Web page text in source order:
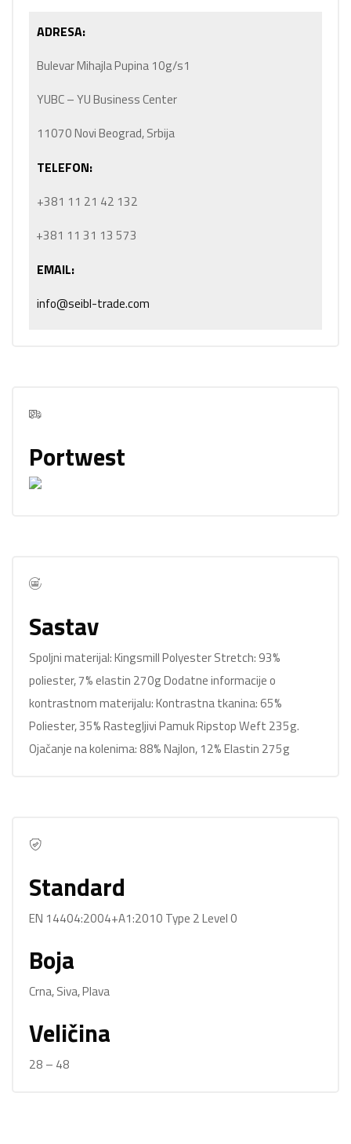
ADRESA:
Bulevar Mihajla Pupina 10g/s1
YUBC – YU Business Center
11070 Novi Beograd, Srbija
TELEFON:
+381 11 21 42 132
+381 11 31 13 573
EMAIL:
info@seibl-trade.com
Portwest
Sastav
Spoljni materijal: Kingsmill Polyester Stretch: 93%
poliester, 7% elastin 270g Dodatne informacije o
kontrastnom materijalu: Kontrastna tkanina: 65%
Poliester, 35% Rastegljivi Pamuk Ripstop Weft 235g.
Ojačanje na kolenima: 88% Najlon, 12% Elastin 275g
Standard
EN 14404:2004+A1:2010 Type 2 Level 0
Boja
Crna, Siva, Plava
Veličina
28 – 48